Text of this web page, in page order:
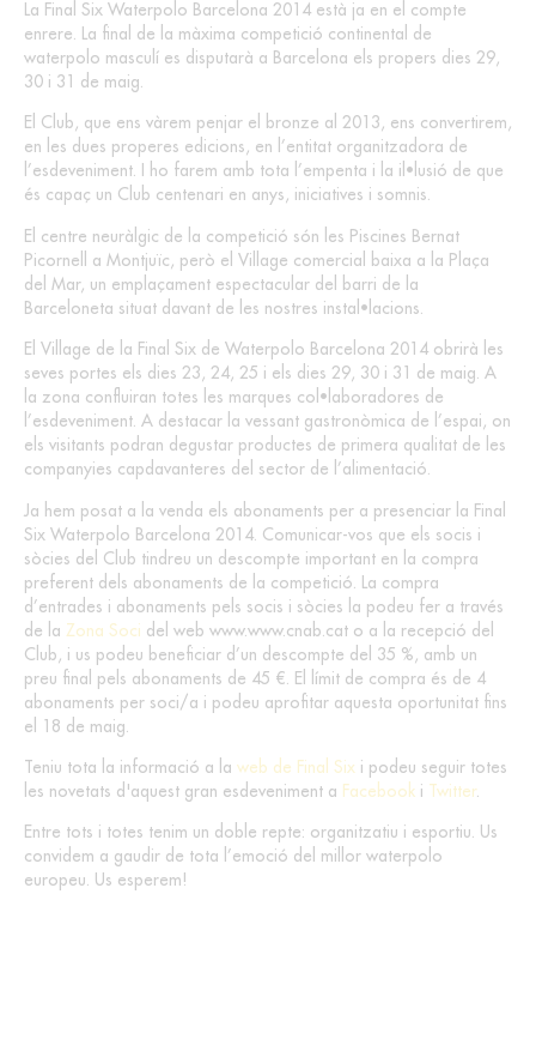
La Final Six Waterpolo Barcelona 2014 està ja en el compte
enrere. La final de la màxima competició continental de
waterpolo masculí es disputarà a Barcelona els propers dies 29,
30 i 31 de maig.
El Club, que ens vàrem penjar el bronze al 2013, ens convertirem,
en les dues properes edicions, en l’entitat organitzadora de
l’esdeveniment. I ho farem amb tota l’empenta i la il•lusió de que
és capaç un Club centenari en anys, iniciatives i somnis.
El centre neuràlgic de la competició són les Piscines Bernat
Picornell a Montjuïc, però el Village comercial baixa a la Plaça
del Mar, un emplaçament espectacular del barri de la
Barceloneta situat davant de les nostres instal•lacions.
El Village de la Final Six de Waterpolo Barcelona 2014 obrirà les
seves portes els dies 23, 24, 25 i els dies 29, 30 i 31 de maig. A
la zona confluiran totes les marques col•laboradores de
l’esdeveniment. A destacar la vessant gastronòmica de l’espai, on
els visitants podran degustar productes de primera qualitat de les
companyies capdavanteres del sector de l’alimentació.
Ja hem posat a la venda els abonaments per a presenciar la Final
Six Waterpolo Barcelona 2014. Comunicar-vos que els socis i
sòcies del Club tindreu un descompte important en la compra
preferent dels abonaments de la competició. La compra
d’entrades i abonaments pels socis i sòcies la podeu fer a través
de la Zona Soci del web www.www.cnab.cat o a la recepció del
Club, i us podeu beneficiar d’un descompte del 35 %, amb un
preu final pels abonaments de 45 €. El límit de compra és de 4
abonaments per soci/a i podeu aprofitar aquesta oportunitat fins
el 18 de maig.
Teniu tota la informació a la web de Final Six i podeu seguir totes
les novetats d'aquest gran esdeveniment a Facebook i Twitter.
Entre tots i totes tenim un doble repte: organitzatiu i esportiu. Us
convidem a gaudir de tota l’emoció del millor waterpolo
europeu. Us esperem!